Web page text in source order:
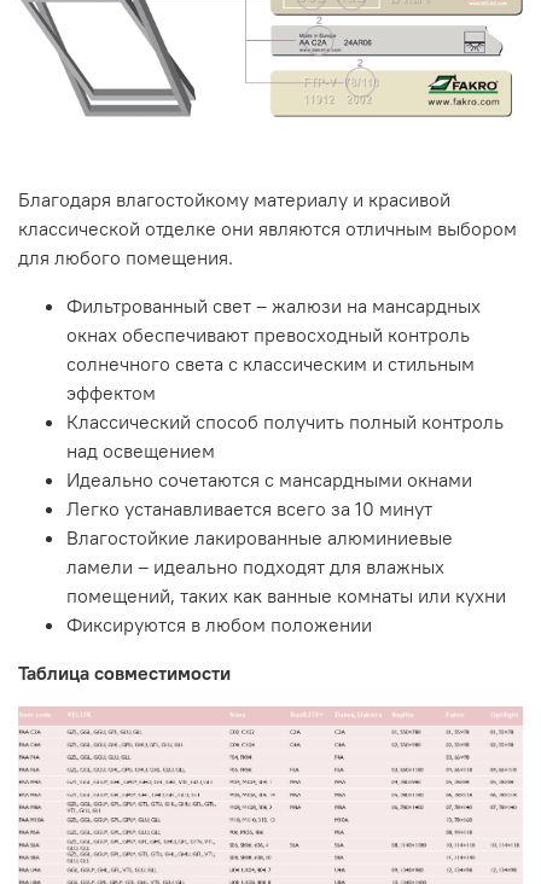
Благодаря влагостойкому материалу и красивой
классической отделке они являются отличным выбором
для любого помещения.
Фильтрованный свет – жалюзи на мансардных
окнах обеспечивают превосходный контроль
солнечного света с классическим и стильным
эффектом
Классический способ получить полный контроль
над освещением
Идеально сочетаются с мансардными окнами
Легко устанавливается всего за 10 минут
Влагостойкие лакированные алюминиевые
ламели – идеально подходят для влажных
помещений, таких как ванные комнаты или кухни
Фиксируются в любом положении
Таблица совместимости